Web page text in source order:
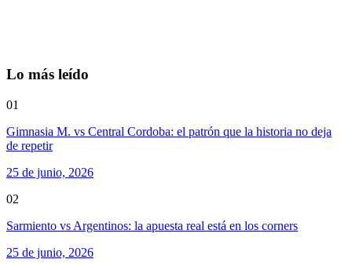
Lo más leído
01
Gimnasia M. vs Central Cordoba: el patrón que la historia no deja
de repetir
25 de junio, 2026
02
Sarmiento vs Argentinos: la apuesta real está en los corners
25 de junio, 2026